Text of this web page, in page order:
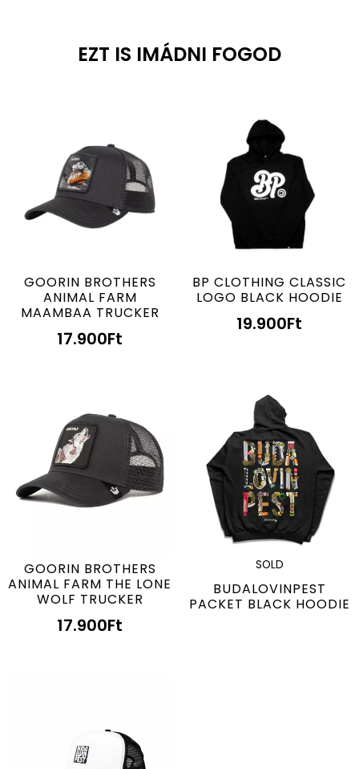
EZT IS IMÁDNI FOGOD
GOORIN BROTHERS
ANIMAL FARM
MAAMBAA TRUCKER
17.900Ft
BP CLOTHING CLASSIC
LOGO BLACK HOODIE
19.900Ft
GOORIN BROTHERS
ANIMAL FARM THE LONE
WOLF TRUCKER
17.900Ft
SOLD
BUDALOVINPEST
PACKET BLACK HOODIE